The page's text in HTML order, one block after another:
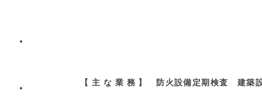
【 主 な 業 務 】 防火設備定期検査 建